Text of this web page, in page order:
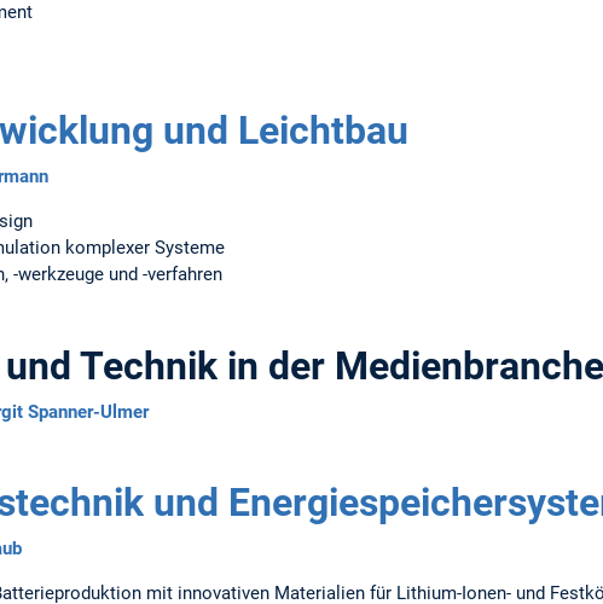
und Leichtbau
komplexer Systeme
-werkzeuge und -verfahren
Technik in der Medienbranche
Spanner-Ulmer
und
mit innovativen Materialien für Lithium-Ionen- und